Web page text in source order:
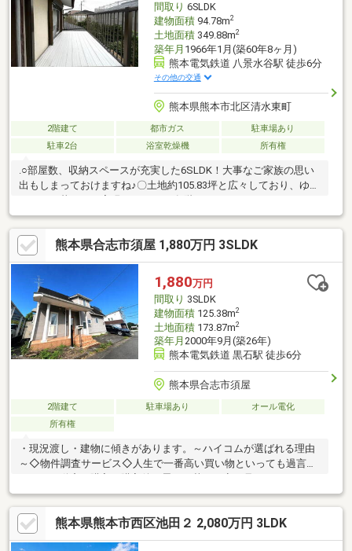
間取り 6SLDK
建物面積94.78m2
土地面積349.88m2
築年月 1966年1月(築60年8ヶ月)
熊本電気鉄道 八景水谷駅 徒歩6分
その他の交通
熊本県熊本市北区清水東町
2階建て 都市ガス
駐車場あり
駐車2台
浴室乾燥機 所有権
.○部屋数、収納スペースが充実した6SLDK！大事なご家族の思い
出もしまっておけますね♪〇土地約105.83坪と広々しており、ゆと
りのある暮らしが実現できます♪○各階にトイレ・キッチンシンク
が設置されているため階段の上り下りが少なく済みます♪○閑静な
住宅街！小学校徒歩約14分で、子育て世帯にもやさしい住環境で
す！○縁側・ベランダ付き♪お部屋に採光や風を運んでくれます♪○
最寄り駅まで徒歩約6分と交通の便もよく、通学や通勤に便利♪街
までのアクセスも良好です♪○都市ガスのため月々のコストも抑え
られますね♪○リフォームや資金計画等のご相談も承っておりま
す！お気軽にお問い合わせください♪
熊本県合志市須屋 1,880万円 3SLDK
1,880万円
間取り 3SLDK
建物面積125.38m2
土地面積173.87m2
築年月 2000年9月(築26年)
熊本電気鉄道 黒石駅 徒歩6分
熊本県合志市須屋
2階建て 駐車場あり
オール電化
所有権
・現況渡し・建物に傾きがあります。～ハイコムが選ばれる理由
～◇物件調査サービス◇人生で一番高い買い物といっても過言で
も…！購入前に経済的側面・物理的側面・法的側面を不動産のプ
ロ目線からアドバイス！不動産の窓口ハイコムでは購入について
のご相談はもちろんですが売却についてのご相談も承っておりま
す。購入相談も売却相談もハイコムで一貫して担当しお客様の右
熊本県熊本市西区池田２ 2,080万円 3LDK